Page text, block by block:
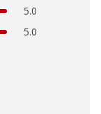
5.0
5.0